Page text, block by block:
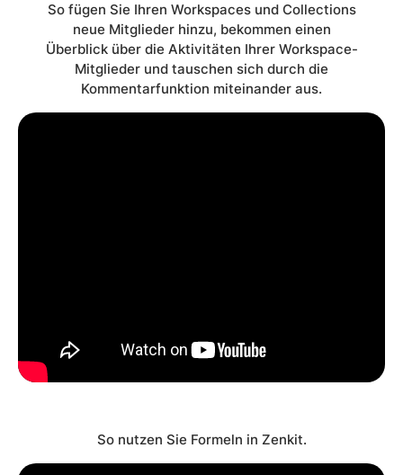
So fügen Sie Ihren Workspaces und Collections
neue Mitglieder hinzu, bekommen einen
Überblick über die Aktivitäten Ihrer Workspace-
Mitglieder und tauschen sich durch die
Kommentarfunktion miteinander aus.
So nutzen Sie Formeln in Zenkit.